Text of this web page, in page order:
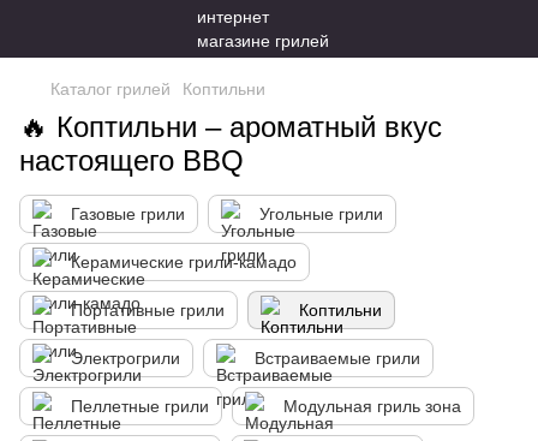
Каталог грилей Коптильни
🔥 Коптильни – ароматный вкус
настоящего BBQ
Газовые грили Угольные грили
Керамические грили-камадо
Портативные грили Коптильни
Электрогрили Встраиваемые грили
Пеллетные грили Модульная гриль зона